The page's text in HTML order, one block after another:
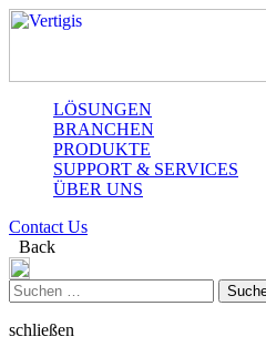
LÖSUNGEN
BRANCHEN
PRODUKTE
SUPPORT & SERVICES
ÜBER UNS
Contact Us
Back
Suchen
nach:
schließen